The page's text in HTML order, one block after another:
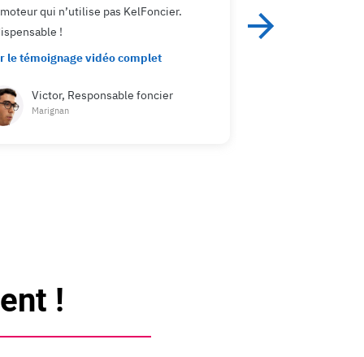
qui n’utilise pas KelFoncier.
!
le témoignage vidéo complet
Victor, Responsable foncier
Marignan
Voir le
!